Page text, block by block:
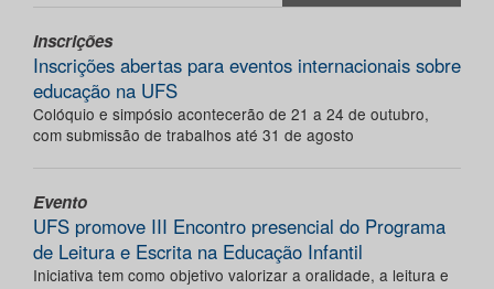
Inscrições
Inscrições abertas para eventos internacionais sobre
educação na UFS
Colóquio e simpósio acontecerão de 21 a 24 de outubro,
com submissão de trabalhos até 31 de agosto
Evento
UFS promove III Encontro presencial do Programa
de Leitura e Escrita na Educação Infantil
Iniciativa tem como objetivo valorizar a oralidade, a leitura e